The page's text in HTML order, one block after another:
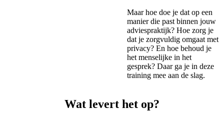
Maar hoe doe je dat op een
manier die past binnen jouw
adviespraktijk? Hoe zorg je
dat je zorgvuldig omgaat met
privacy? En hoe behoud je
het menselijke in het
gesprek? Daar ga je in deze
training mee aan de slag.
Wat levert het op?